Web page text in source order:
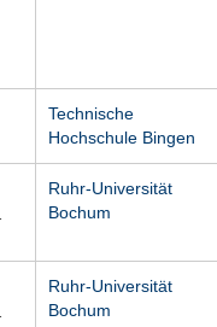
Technische
Hochschule Bingen
Ruhr-Universität
Bochum
Ruhr-Universität
Bochum